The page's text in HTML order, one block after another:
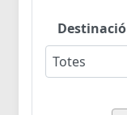
Destinació
Totes